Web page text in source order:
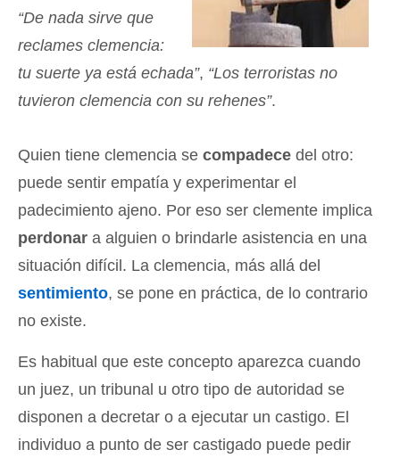
“De nada sirve que
reclames clemencia:
tu suerte ya está echada”, “Los terroristas no
tuvieron clemencia con su rehenes”.
Quien tiene clemencia se compadece del otro:
puede sentir empatía y experimentar el
padecimiento ajeno. Por eso ser clemente implica
perdonar a alguien o brindarle asistencia en una
situación difícil. La clemencia, más allá del
sentimiento, se pone en práctica, de lo contrario
no existe.
Es habitual que este concepto aparezca cuando
un juez, un tribunal u otro tipo de autoridad se
disponen a decretar o a ejecutar un castigo. El
individuo a punto de ser castigado puede pedir